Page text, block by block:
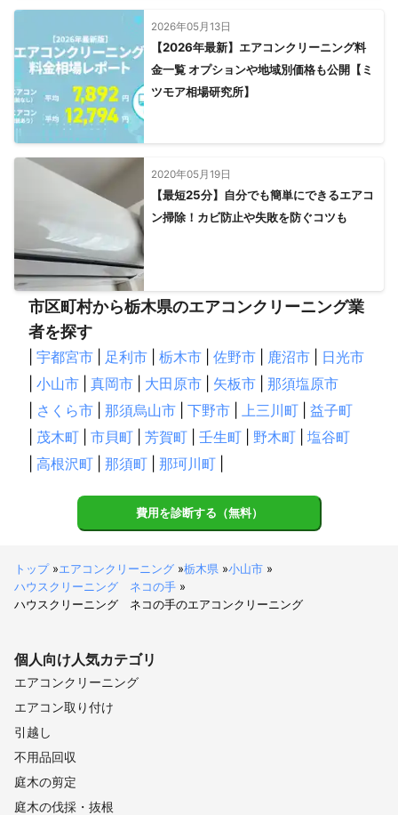
2026年05月13日
【2026年最新】エアコンクリーニング料
金一覧 オプションや地域別価格も公開【ミ
ツモア相場研究所】
2020年05月19日
【最短25分】自分でも簡単にできるエアコ
ン掃除！カビ防止や失敗を防ぐコツも
市区町村から栃木県のエアコンクリーニング業
者を探す
宇都宮市 足利市 栃木市 佐野市 鹿沼市
日光市
小山市 真岡市 大田原市 矢板市
那須塩原市
さくら市 那須烏山市 下野市 上三川町
益子町
茂木町 市貝町 芳賀町 壬生町 野木町
塩谷町
高根沢町 那須町 那珂川町
費用を診断する（無料）
トップ»エアコンクリーニング »栃木県 »小山市 »
ハウスクリーニング ネコの手 »
ハウスクリーニング ネコの手のエアコンクリーニング
個人向け人気カテゴリ
エアコンクリーニング
エアコン取り付け
引越し
不用品回収
庭木の剪定
庭木の伐採・抜根